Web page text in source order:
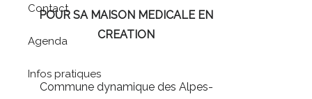
POUR SA MAISON MEDICALE EN
CREATION
Commune dynamique des Alpes-
Contact
Agenda
Infos pratiques